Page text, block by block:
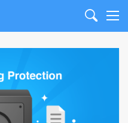
Search